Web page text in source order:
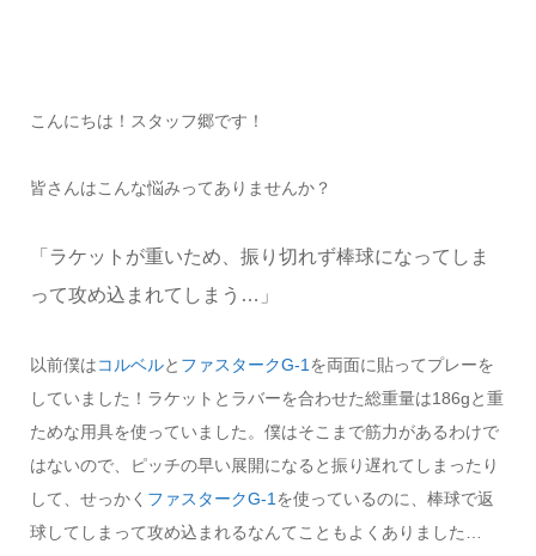
こんにちは！スタッフ郷です！
皆さんはこんな悩みってありませんか？
「ラケットが重いため、振り切れず棒球になってしま
って攻め込まれてしまう…」
以前僕はコルベルと ファスタークG-1 を両面に貼ってプレーを
していました！ラケットとラバーを合わせた総重量は186gと重
ためな用具を使っていました。僕はそこまで筋力があるわけで
はないので、ピッチの早い展開になると振り遅れてしまったり
して、せっかく ファスタークG-1 を使っているのに、棒球で返
球してしまって攻め込まれるなんてこともよくありました…